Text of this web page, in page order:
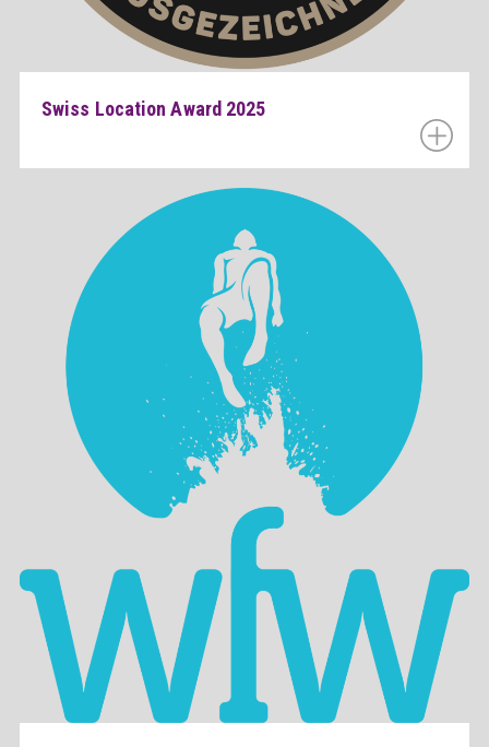
Swiss Location Award 2025